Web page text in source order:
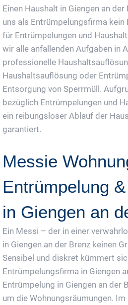
Einen Haushalt in Giengen an
uns als Entrümpelungsfirma kein
für Entrümpelungen und
wir alle anfallenden Aufgaben in
professionelle
Haushaltsauflösung oder
Entsorgung von Sperrmüll.
bezüglich Entrümpelungen und
ein reibungsloser Ablauf der
garantiert.
Messie
Entrümpelung
in Giengen an
Ein Messi – der in einer
in Giengen an der Brenz keinen
Sensibel und diskret kümmert
Entrümpelungsfirma in Giengen
Entrümpelung in Giengen an der
um die Wohnungsräumungen. Im